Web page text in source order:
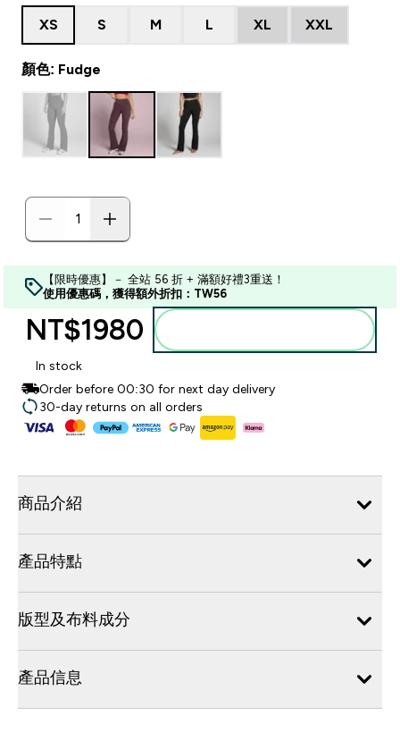
XS S M L XL XXL
顏色: Fudge
【限時優惠】－ 全站 56 折 + 滿額好禮3重送！
使用優惠碼，獲得額外折扣：TW56
NT$1980‎
In stock
Order before 00:30 for next day delivery
30-day returns on all orders
商品介紹
產品特點
版型及布料成分
產品信息